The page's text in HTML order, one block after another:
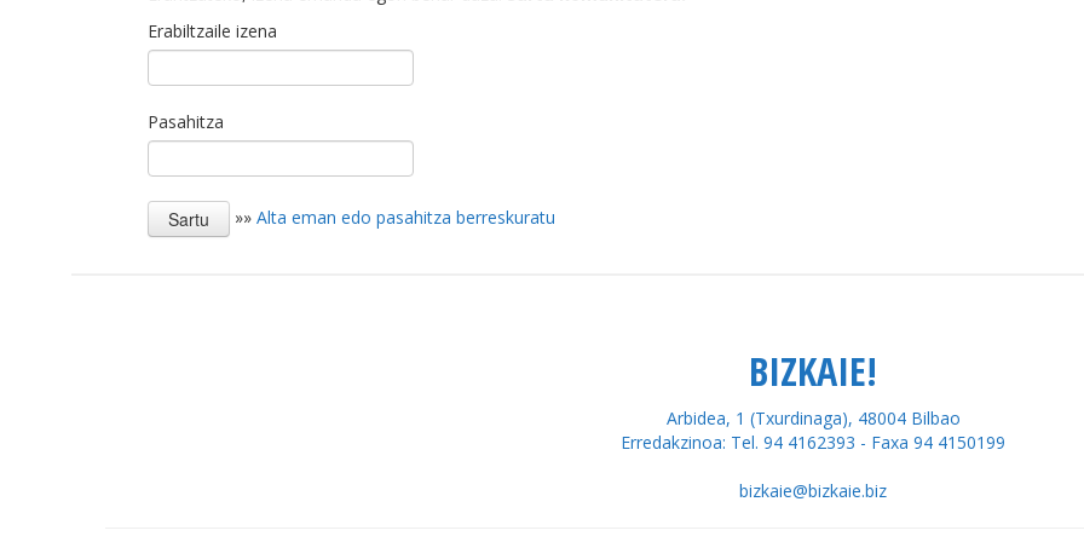
Erabiltzaile izena
Pasahitza
»» Alta eman edo pasahitza berreskuratu
BIZKAIE!
Arbidea, 1 (Txurdinaga), 48004 Bilbao
Erredakzinoa: Tel. 94 4162393 - Faxa 94 4150199
bizkaie@bizkaie.biz